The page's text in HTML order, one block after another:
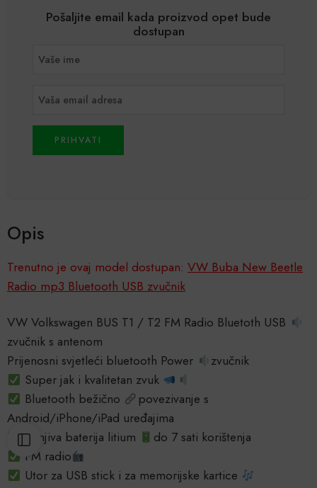
Pošaljite email kada proizvod opet bude
dostupan
PRIHVATI
Opis
Trenutno je ovaj model dostupan: VW Buba New Beetle
Radio mp3 Bluetooth USB zvučnik
VW Volkswagen BUS T1 / T2 FM Radio Bluetoth USB
zvučnik s antenom
Prijenosni svjetleći bluetooth Power
zvučnik
Super jak i kvalitetan zvuk
Bluetooth bežično
povezivanje s
Android/iPhone/iPad uređajima
Punjiva baterija litium
do 7 sati korištenja
FM radio
Utor za USB stick i za memorijske kartice